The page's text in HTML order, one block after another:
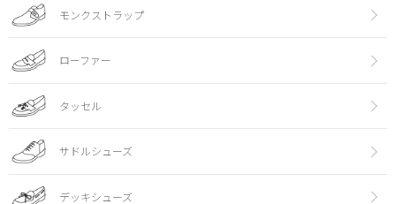
モンクストラップ
ローファー
タッセル
サドルシューズ
デッキシューズ